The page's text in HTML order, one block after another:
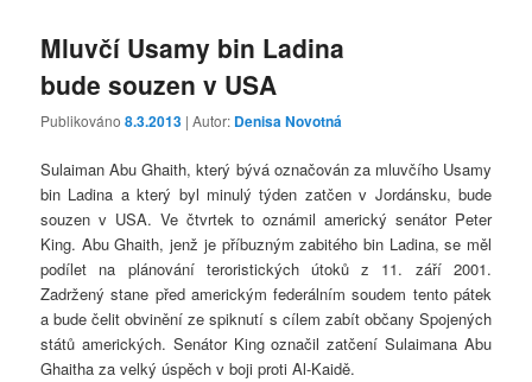
Mluvčí Usamy bin Ladina
bude souzen v USA
Publikováno8.3.2013 | Autor: Denisa Novotná
Sulaiman Abu Ghaith, který bývá označován za mluvčího Usamy
bin Ladina a který byl minulý týden zatčen v Jordánsku, bude
souzen v USA. Ve čtvrtek to oznámil americký senátor Peter
King. Abu Ghaith, jenž je příbuzným zabitého bin Ladina, se měl
podílet na plánování teroristických útoků z 11. září 2001.
Zadržený stane před americkým federálním soudem tento pátek
a bude čelit obvinění ze spiknutí s cílem zabít občany Spojených
států amerických. Senátor King označil zatčení Sulaimana Abu
Ghaitha za velký úspěch v boji proti Al-Kaidě.